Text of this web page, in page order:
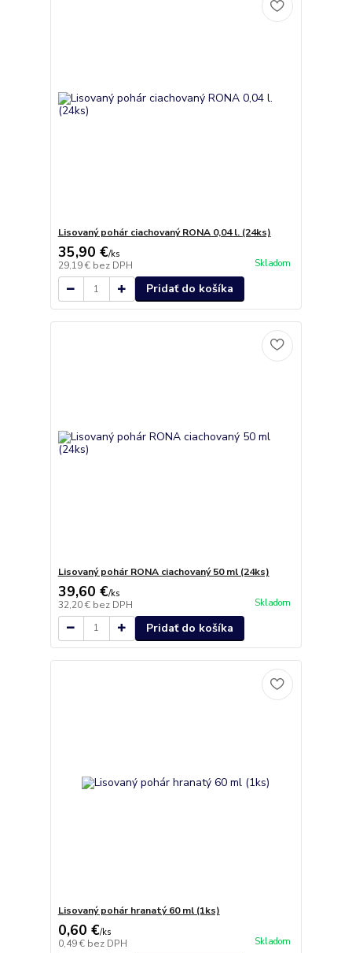
Lisovaný pohár ciachovaný RONA 0,04 l. (24ks)
35,90 €/ks
29,19 € bez DPH Skladom
Pridať do košíka
Lisovaný pohár RONA ciachovaný 50 ml (24ks)
39,60 €/ks
32,20 € bez DPH Skladom
Pridať do košíka
Lisovaný pohár hranatý 60 ml (1ks)
0,60 €/ks
0,49 € bez DPH Skladom